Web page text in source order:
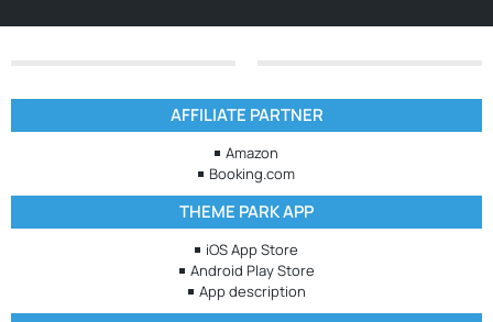
AFFILIATE PARTNER
Amazon
Booking.com
THEME PARK APP
iOS App Store
Android Play Store
App description